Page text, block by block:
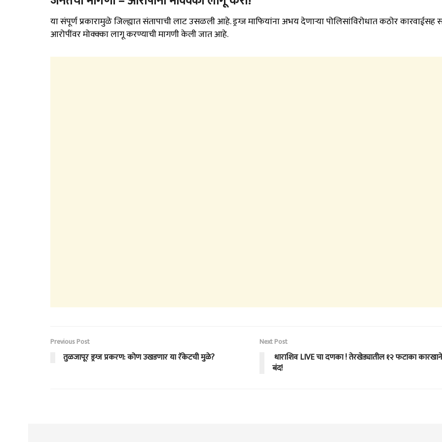
या संपूर्ण प्रकारामुळे जिल्ह्यात संतापाची लाट उसळली आहे. ड्रग्ज माफियांना अभय देणाऱ्या पोलिसांविरोधात कठोर कारवाईसह
आरोपींवर मोक्क्का लागू करण्याची मागणी केली जात आहे.
Previous Post
तुळजापूर ड्रग्ज प्रकरण: कोण उखडणार या रॅकेटची मुळे?
Next Post
धाराशिव LIVE चा दणका ! तेरखेड्यातील १२ फटाका
बंद!